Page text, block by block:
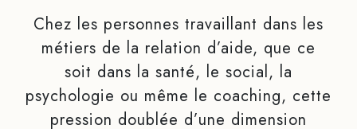
Chez les personnes travaillant dans les
métiers de la relation d’aide, que ce
soit dans la santé, le social, la
psychologie ou même le coaching, cette
pression doublée d’une dimension